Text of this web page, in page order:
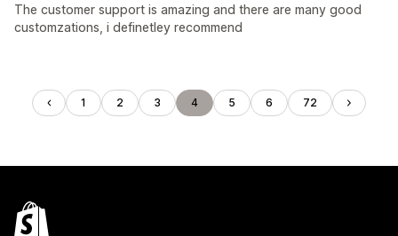
The customer support is amazing and there are many good
customzations, i definetley recommend
1 2 3 4 5 6 72